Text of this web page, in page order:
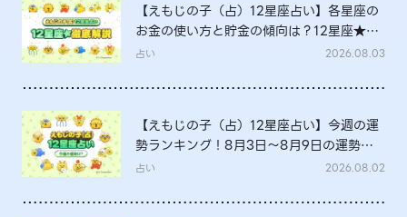
【えもじの子（占）12星座占い】各星座の
お金の使い方と貯金の傾向は？12星座★徹
底解説
占い 2026.08.03
【えもじの子（占）12星座占い】今週の運
勢ランキング！8月3日～8月9日の運勢
は？
占い 2026.08.02